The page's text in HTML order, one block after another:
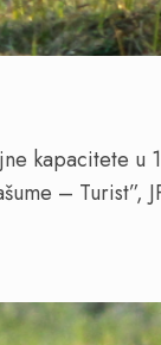
kapacitete u
– Turist”,